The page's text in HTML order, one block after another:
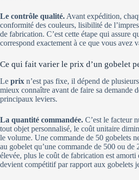
Le contrôle qualité. Avant expédition,
conformité des couleurs, lisibilité de
de fabrication. C’est cette étape qui assure
correspond exactement à ce que vous avez
Ce qui fait varier le prix d’un gobelet
Le prix n’est pas fixe, il dépend de
mieux connaître avant de faire sa demande
principaux leviers.
La quantité commandée. C’est le facteur
tout objet personnalisé, le coût unitaire
le volume. Une commande de 50 gobelets
au gobelet qu’une commande de 500 ou de
élevée, plus le coût de fabrication est
devient compétitif par rapport aux gobelets